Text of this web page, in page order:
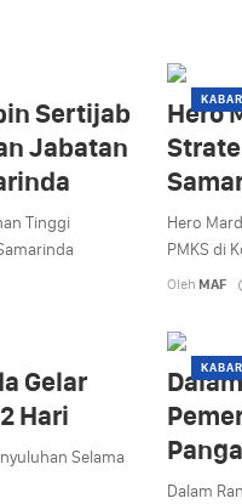
Sertijab
Jabatan
Tinggi
Hero
Hero
PMKS di
Oleh MAF
Gelar
Hari
Selama
Dalam